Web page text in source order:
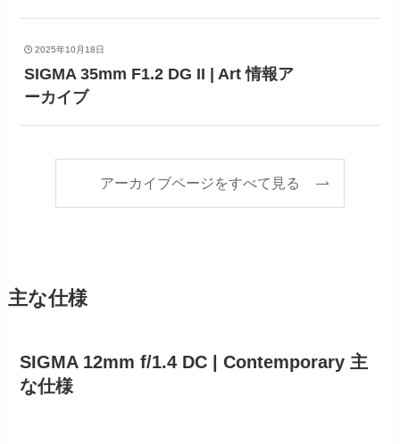
2025年10月18日
SIGMA 35mm F1.2 DG II | Art 情報ア
ーカイブ
アーカイブページをすべて見る
主な仕様
SIGMA 12mm f/1.4 DC | Contemporary 主
な仕様